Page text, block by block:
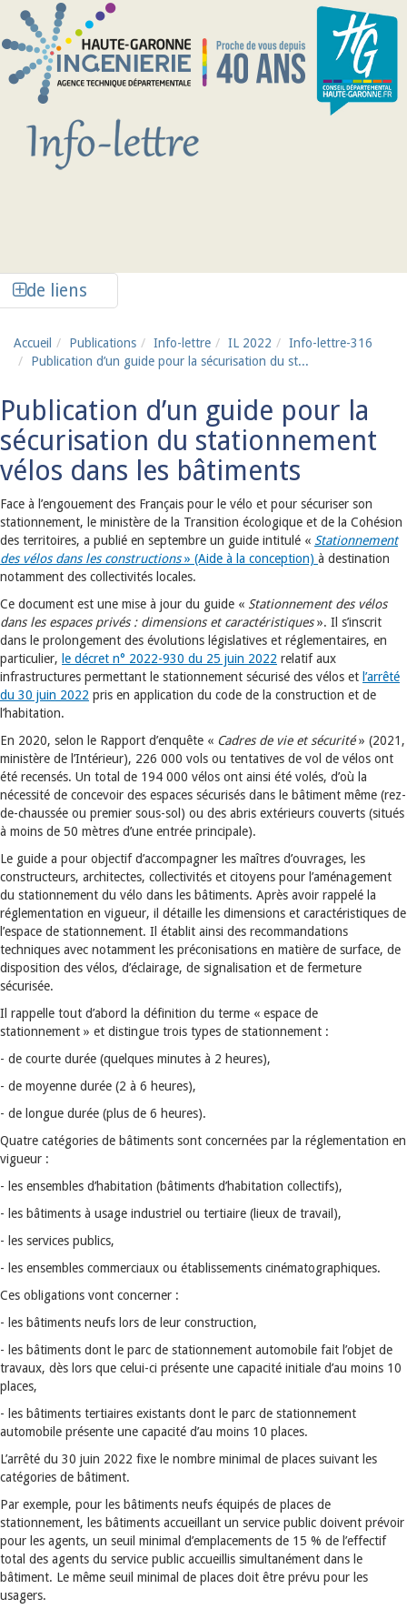
Aller au contenu principal
de liens
Accueil Publications Info-lettre IL 2022
Info-lettre-316
Publication d’un guide pour la sécurisation du st...
Publication d’un guide pour la
sécurisation du stationnement
vélos dans les bâtiments
Face à l’engouement des Français pour le vélo et pour sécuriser son
stationnement, le ministère de la Transition écologique et de la Cohésion
des territoires, a publié en septembre un guide intitulé « Stationnement
des vélos dans les constructions» (Aide à la conception) à destination
notamment des collectivités locales.
Ce document est une mise à jour du guide « Stationnement des vélos
dans les espaces privés : dimensions et caractéristiques». Il s’inscrit
dans le prolongement des évolutions législatives et réglementaires, en
particulier, le décret n° 2022-930 du 25 juin 2022 relatif aux
infrastructures permettant le stationnement sécurisé des vélos et l’arrêté
du 30 juin 2022 pris en application du code de la construction et de
l’habitation.
En 2020, selon le Rapport d’enquête « Cadres de vie et sécurité» (2021,
ministère de l’Intérieur), 226 000 vols ou tentatives de vol de vélos ont
été recensés. Un total de 194 000 vélos ont ainsi été volés, d’où la
nécessité de concevoir des espaces sécurisés dans le bâtiment même (rez-
de-chaussée ou premier sous-sol) ou des abris extérieurs couverts (situés
à moins de 50 mètres d’une entrée principale).
Le guide a pour objectif d’accompagner les maîtres d’ouvrages, les
constructeurs, architectes, collectivités et citoyens pour l’aménagement
du stationnement du vélo dans les bâtiments. Après avoir rappelé la
réglementation en vigueur, il détaille les dimensions et caractéristiques de
l’espace de stationnement. Il établit ainsi des recommandations
techniques avec notamment les préconisations en matière de surface, de
disposition des vélos, d’éclairage, de signalisation et de fermeture
sécurisée.
Il rappelle tout d’abord la définition du terme « espace de
stationnement » et distingue trois types de stationnement :
- de courte durée (quelques minutes à 2 heures),
- de moyenne durée (2 à 6 heures),
- de longue durée (plus de 6 heures).
Quatre catégories de bâtiments sont concernées par la réglementation en
vigueur :
- les ensembles d’habitation (bâtiments d’habitation collectifs),
- les bâtiments à usage industriel ou tertiaire (lieux de travail),
- les services publics,
- les ensembles commerciaux ou établissements cinématographiques.
Ces obligations vont concerner :
- les bâtiments neufs lors de leur construction,
- les bâtiments dont le parc de stationnement automobile fait l’objet de
travaux, dès lors que celui-ci présente une capacité initiale d’au moins 10
places,
- les bâtiments tertiaires existants dont le parc de stationnement
automobile présente une capacité d’au moins 10 places.
L’arrêté du 30 juin 2022 fixe le nombre minimal de places suivant les
catégories de bâtiment.
Par exemple, pour les bâtiments neufs équipés de places de
stationnement, les bâtiments accueillant un service public doivent prévoir
pour les agents, un seuil minimal d’emplacements de 15 % de l’effectif
total des agents du service public accueillis simultanément dans le
bâtiment. Le même seuil minimal de places doit être prévu pour les
usagers.